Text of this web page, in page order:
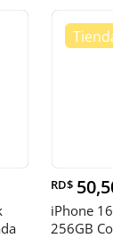
RD$
iPhone
256GB